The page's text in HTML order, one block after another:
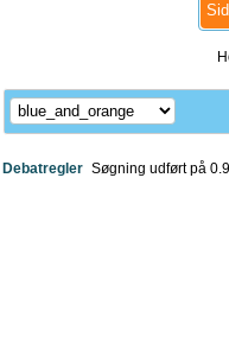
Debatregler Søgning udført på